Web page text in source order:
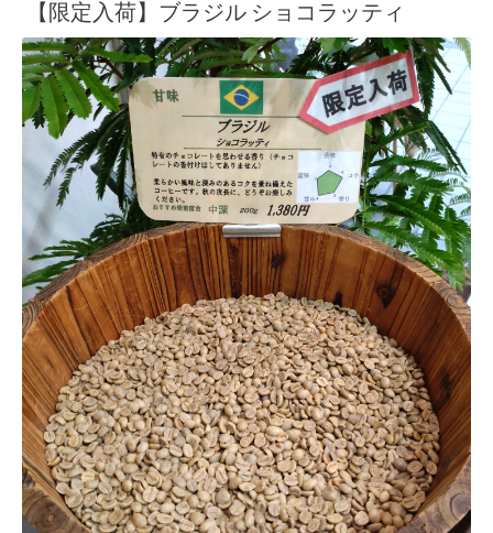
【限定入荷】ブラジル ショコラッティ